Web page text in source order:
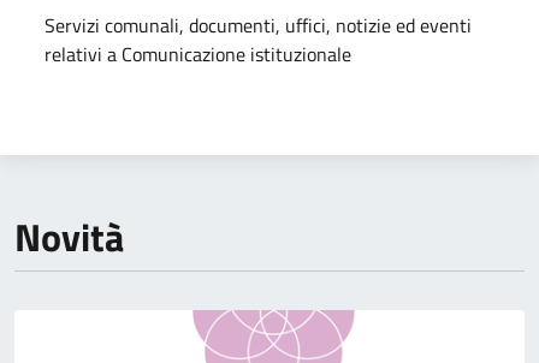
Dettagli della notizia
Servizi comunali, documenti, uffici, notizie ed eventi
relativi a Comunicazione istituzionale
Novità